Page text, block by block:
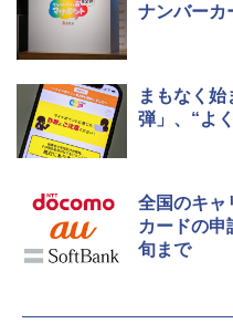
ナンバーカ
まもなく
弾」、“よ
全国のキャ
カードの申
旬まで